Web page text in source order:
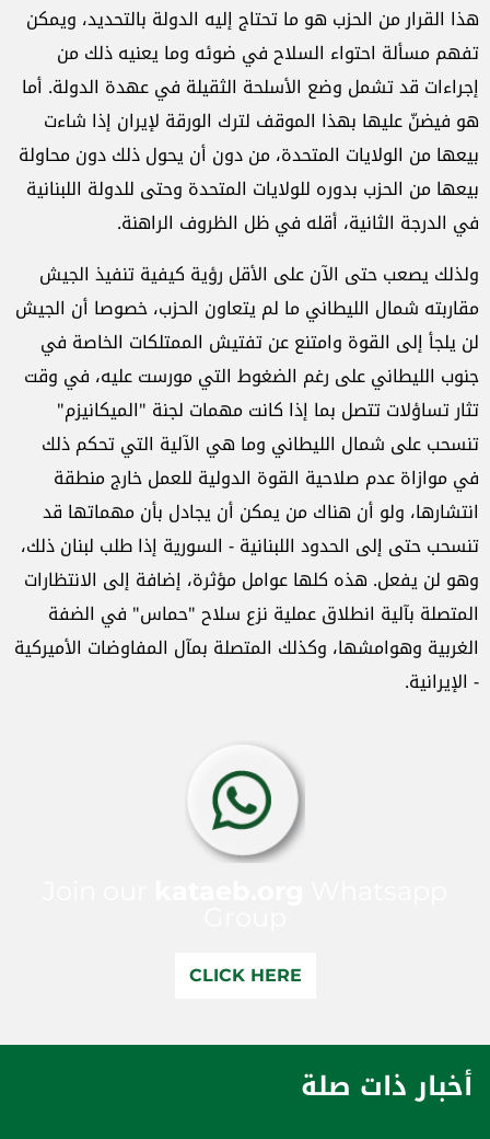
هذا القرار من الحزب هو ما تحتاج إليه الدولة بالتحديد، ويمكن
تفهم مسألة احتواء السلاح في ضوئه وما يعنيه ذلك من
إجراءات قد تشمل وضع الأسلحة الثقيلة في عهدة الدولة. أما
هو فيضنّ عليها بهذا الموقف لترك الورقة لإيران إذا شاءت
بيعها من الولايات المتحدة، من دون أن يحول ذلك دون محاولة
بيعها من الحزب بدوره للولايات المتحدة وحتى للدولة اللبنانية
في الدرجة الثانية، أقله في ظل الظروف الراهنة.
ولذلك يصعب حتى الآن على الأقل رؤية كيفية تنفيذ الجيش
مقاربته شمال الليطاني ما لم يتعاون الحزب، خصوصا أن الجيش
لن يلجأ إلى القوة وامتنع عن تفتيش الممتلكات الخاصة في
جنوب الليطاني على رغم الضغوط التي مورست عليه، في وقت
تثار تساؤلات تتصل بما إذا كانت مهمات لجنة "الميكانيزم"
تنسحب على شمال الليطاني وما هي الآلية التي تحكم ذلك
في موازاة عدم صلاحية القوة الدولية للعمل خارج منطقة
انتشارها، ولو أن هناك من يمكن أن يجادل بأن مهماتها قد
تنسحب حتى إلى الحدود اللبنانية - السورية إذا طلب لبنان ذلك،
وهو لن يفعل. هذه كلها عوامل مؤثرة، إضافة إلى الانتظارات
المتصلة بآلية انطلاق عملية نزع سلاح "حماس" في الضفة
الغربية وهوامشها، وكذلك المتصلة بمآل المفاوضات الأميركية
- الإيرانية.
CLICK HERE
أخبار ذات صلة